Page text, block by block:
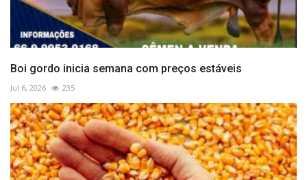
Boi gordo inicia semana com preços estáveis
Jul 6, 2026 235